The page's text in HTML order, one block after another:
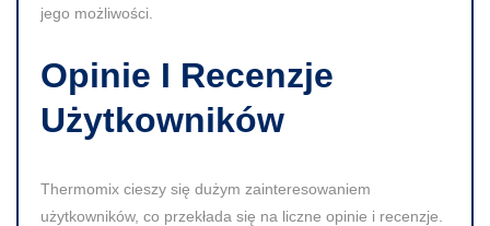
jego możliwości.
Opinie I Recenzje
Użytkowników
Thermomix cieszy się dużym zainteresowaniem
użytkowników, co przekłada się na liczne opinie i recenzje.